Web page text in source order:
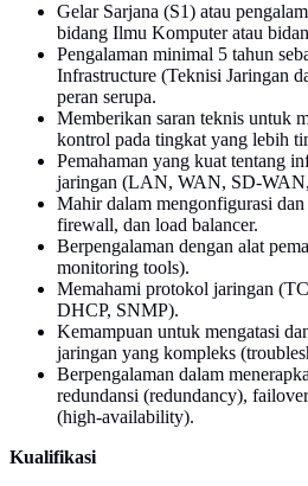
Gelar Sarjana (S1) atau
bidang Ilmu Komputer atau
Pengalaman minimal 5 tahun
Infrastructure (Teknisi Jaringan
peran serupa.
Memberikan saran teknis untuk
kontrol pada tingkat yang lebih
Pemahaman yang kuat tentang
jaringan (LAN, WAN, SD-
Mahir dalam mengonfigurasi
firewall, dan load balancer.
Berpengalaman dengan alat
monitoring tools).
Memahami protokol jaringan
DHCP, SNMP).
Kemampuan untuk mengatasi
jaringan yang kompleks
Berpengalaman dalam
redundansi (redundancy),
(high-availability).
Kualifikasi